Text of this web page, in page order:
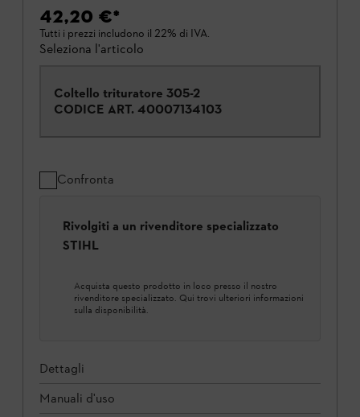
42,20 €*
Tutti i prezzi includono il 22% di IVA.
Seleziona l'articolo
Coltello trituratore 305-2
CODICE ART. 40007134103
Confronta
Rivolgiti a un rivenditore specializzato
STIHL
Acquista questo prodotto in loco presso il nostro
rivenditore specializzato. Qui trovi ulteriori informazioni
sulla disponibilità.
Dettagli
Manuali d'uso